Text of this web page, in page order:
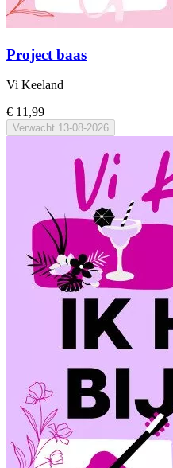
Project baas
Vi Keeland
€ 11,99
Verwacht 13-08-2026